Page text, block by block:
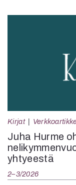
Kirjat
Juha Hurme
yhtyeestä
2–3/2026